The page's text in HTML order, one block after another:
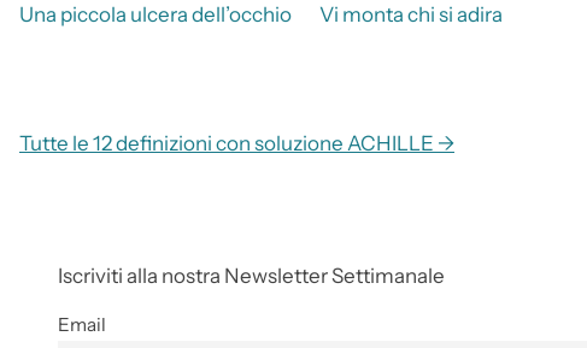
Una piccola ulcera dell’occhio Vi monta chi si adira
Tutte le 12 definizioni con soluzione ACHILLE →
Iscriviti alla nostra Newsletter Settimanale
Email